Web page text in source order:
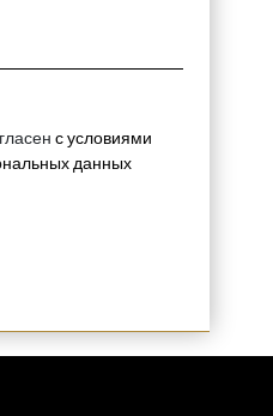
с условиями
данных